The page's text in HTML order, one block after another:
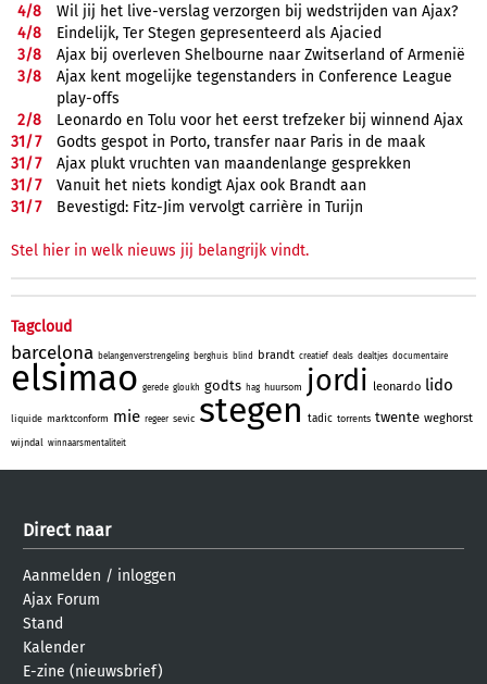
4/8
Wil jij het live-verslag verzorgen bij wedstrijden van Ajax?
4/8
Eindelijk, Ter Stegen gepresenteerd als Ajacied
3/8
Ajax bij overleven Shelbourne naar Zwitserland of Armenië
3/8
Ajax kent mogelijke tegenstanders in Conference League
play-offs
2/8
Leonardo en Tolu voor het eerst trefzeker bij winnend Ajax
31/7
Godts gespot in Porto, transfer naar Paris in de maak
31/7
Ajax plukt vruchten van maandenlange gesprekken
31/7
Vanuit het niets kondigt Ajax ook Brandt aan
31/7 Bevestigd: Fitz-Jim vervolgt carrière in Turijn
Stel hier in welk nieuws jij belangrijk vindt.
Tagcloud
barcelona belangenverstrengeling berghuis blind brandt creatief deals dealtjes documentaire
elsimao gerede gloukh godts hag huursom jordi leonardo lido
liquide marktconform mie regeer sevic stegen tadic torrents twente weghorst
wijndal winnaarsmentaliteit
Direct naar
Aanmelden / inloggen
Ajax Forum
Stand
Kalender
E-zine (nieuwsbrief)